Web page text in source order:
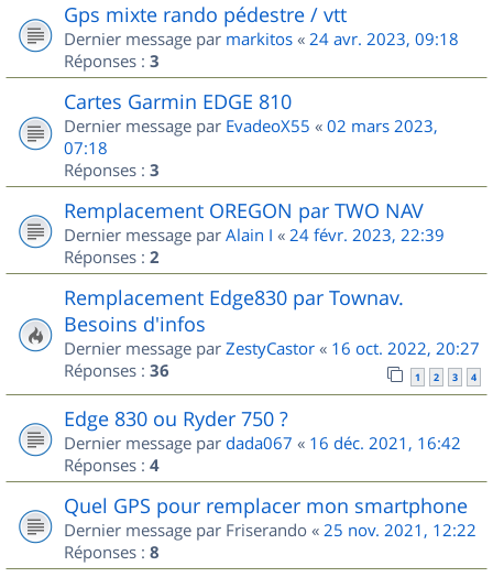
Gps mixte rando pédestre / vtt
Dernier message par markitos « 24 avr. 2023, 09:18
Réponses : 3
Cartes Garmin EDGE 810
Dernier message par EvadeoX55 « 02 mars 2023,
07:18
Réponses : 3
Remplacement OREGON par TWO NAV
Dernier message par Alain I « 24 févr. 2023, 22:39
Réponses : 2
Remplacement Edge830 par Townav.
Besoins d'infos
Dernier message par ZestyCastor « 16 oct. 2022, 20:27
Réponses : 36 1 2 3 4
Edge 830 ou Ryder 750 ?
Dernier message par dada067 « 16 déc. 2021, 16:42
Réponses : 4
Quel GPS pour remplacer mon smartphone
Dernier message par Friserando « 25 nov. 2021, 12:22
Réponses : 8